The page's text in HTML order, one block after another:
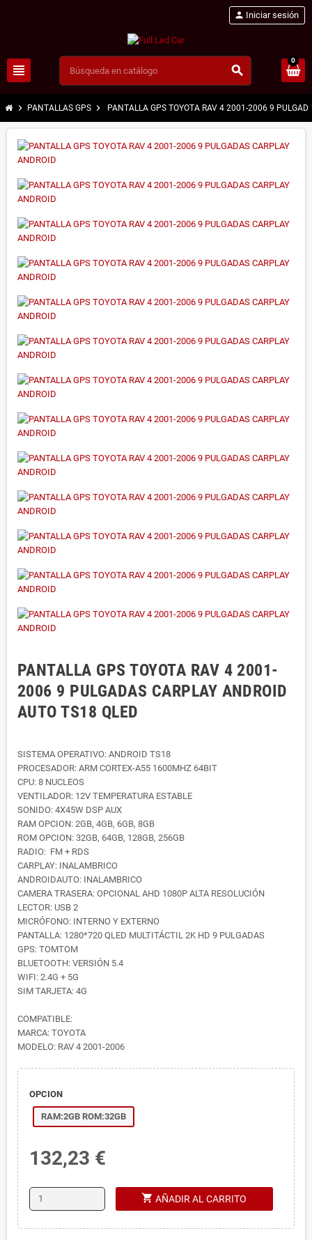
view_headline search
person Iniciar sesión
0
chevron_right PANTALLAS GPS chevron_right PANTALLA GPS TOYOTA RAV 4 2001-2006 9
PANTALLA GPS TOYOTA RAV 4 2001-
2006 9 PULGADAS CARPLAY ANDROID
AUTO TS18 QLED
SISTEMA OPERATIVO: ANDROID TS18
PROCESADOR: ARM CORTEX-A55 1600MHZ 64BIT
CPU: 8 NUCLEOS
VENTILADOR: 12V TEMPERATURA ESTABLE
SONIDO: 4X45W DSP AUX
RAM OPCION: 2GB, 4GB, 6GB, 8GB
ROM OPCION: 32GB, 64GB, 128GB, 256GB
RADIO: FM + RDS
CARPLAY: INALAMBRICO
ANDROIDAUTO: INALAMBRICO
CAMERA TRASERA: OPCIONAL AHD 1080P ALTA RESOLUCIÓN
LECTOR: USB 2
MICRÓFONO: INTERNO Y EXTERNO
PANTALLA: 1280*720 QLED MULTITÁCTIL 2K HD 9 PULGADAS
GPS: TOMTOM
BLUETOOTH: VERSIÓN 5.4
WIFI: 2.4G + 5G
SIM TARJETA: 4G
COMPATIBLE:
MARCA: TOYOTA
MODELO: RAV 4 2001-2006
OPCION
RAM:2GB ROM:32GB
132,23 €
shopping_cart AÑADIR AL CARRITO